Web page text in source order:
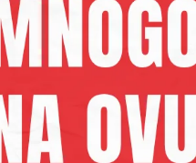
naših premium
od planova pretplate.